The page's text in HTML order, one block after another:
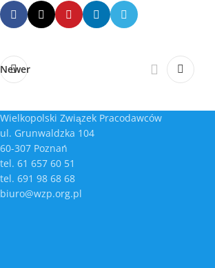
Newer
Wielkopolski Związek Pracodawców
ul. Grunwaldzka 104
60-307 Poznań
tel. 61 657 60 51
tel. 691 98 68 68
biuro@wzp.org.pl